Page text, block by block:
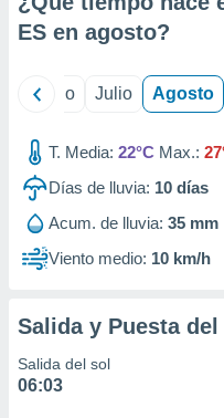
e
publicidad
publicidad
de
ES en agosto?
Junio Julio Agosto
T. Media: 22°C Max.:
Días de lluvia: 10 días
Acum. de lluvia: 35 mm
Viento medio: 10 km/h
Salida y Puesta del
Salida del sol
06:03